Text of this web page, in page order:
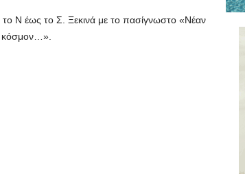
Ν έως το Σ. Ξεκινά με το πασίγνωστο «Νέαν
κόσμον…».